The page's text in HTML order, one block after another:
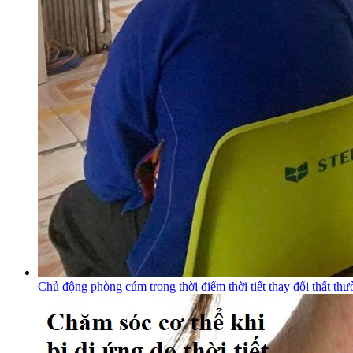
Chủ động phòng cúm trong thời điểm thời tiết thay đổi thất